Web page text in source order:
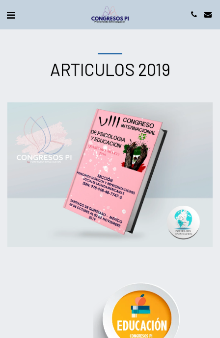
ARTICULOS 2019